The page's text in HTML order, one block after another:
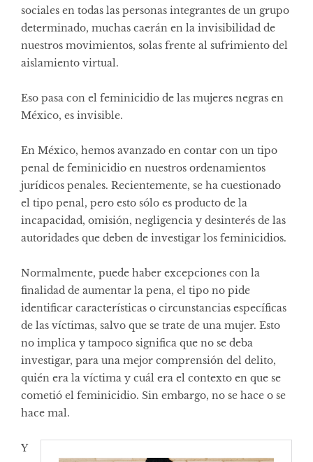
sociales en todas las personas integrantes de un grupo
determinado, muchas caerán en la invisibilidad de
nuestros movimientos, solas frente al sufrimiento del
aislamiento virtual.
Eso pasa con el feminicidio de las mujeres negras en
México, es invisible.
En México, hemos avanzado en contar con un tipo
penal de feminicidio en nuestros ordenamientos
jurídicos penales. Recientemente, se ha cuestionado
el tipo penal, pero esto sólo es producto de la
incapacidad, omisión, negligencia y desinterés de las
autoridades que deben de investigar los feminicidios.
Normalmente, puede haber excepciones con la
finalidad de aumentar la pena, el tipo no pide
identificar características o circunstancias específicas
de las víctimas, salvo que se trate de una mujer. Esto
no implica y tampoco significa que no se deba
investigar, para una mejor comprensión del delito,
quién era la víctima y cuál era el contexto en que se
cometió el feminicidio. Sin embargo, no se hace o se
hace mal.
Y